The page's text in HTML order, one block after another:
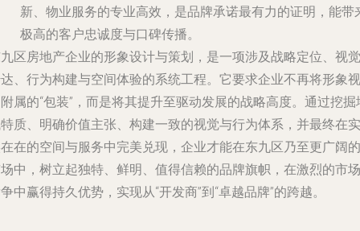
新、物业服务的专业高效，是品牌承诺最有力的证明，能带
极高的客户忠诚度与口碑传播。
区房地产企业的形象设计与策划，是一项涉及战略定位、视觉
、行为构建与空间体验的系统工程。它要求企业不再将形象视
属的“包装”，而是将其提升至驱动发展的战略高度。通过挖掘
质、明确价值主张、构建一致的视觉与行为体系，并最终在实
在的空间与服务中完美兑现，企业才能在东九区乃至更广阔的
中，树立起独特、鲜明、值得信赖的品牌旗帜，在激烈的市场
中赢得持久优势，实现从“开发商”到“卓越品牌”的跨越。